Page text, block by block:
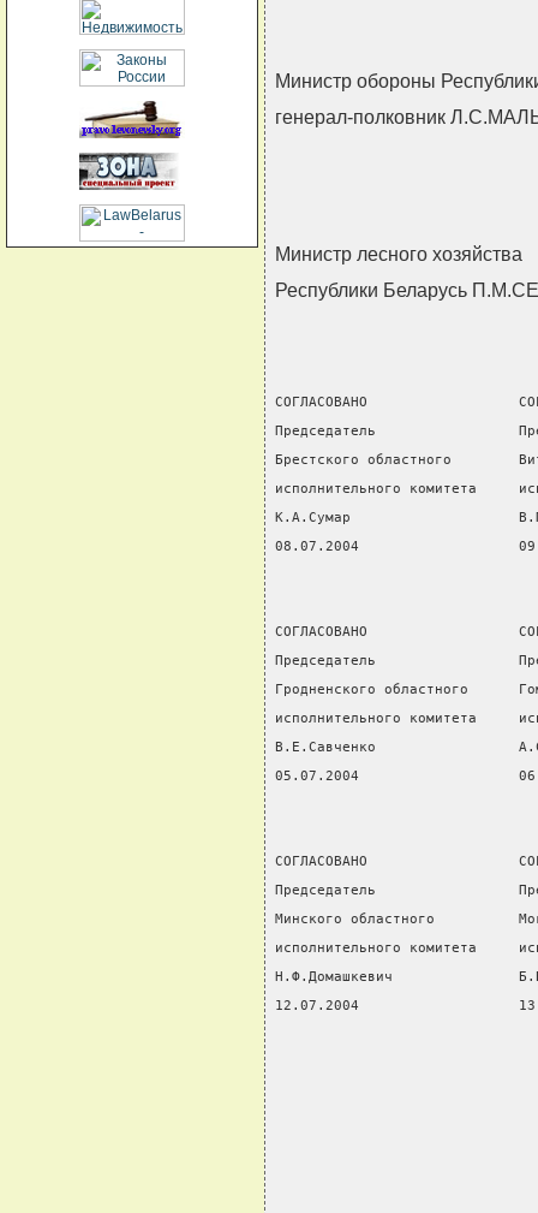
Министр обороны
генерал-полковник
Министр лесного хозяйства
Республики Беларусь
СОГЛАСОВАНО
Председатель
Брестского областного
исполнительного комитета
К.А.Сумар
08.07.2004
СОГЛАСОВАНО
Председатель
Гродненского областного
исполнительного комитета
В.Е.Савченко
05.07.2004
СОГЛАСОВАНО
Председатель
Минского областного
исполнительного комитета
Н.Ф.Домашкевич
12.07.2004